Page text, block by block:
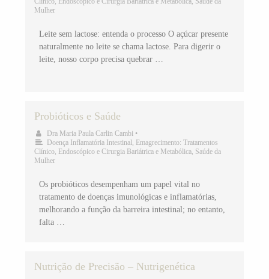
Mulher
Leite sem lactose: entenda o processo O açúcar presente
naturalmente no leite se chama lactose. Para digerir o
leite, nosso corpo precisa quebrar …
Probióticos e Saúde
Dra Maria Paula Carlin Cambi •
Doença Inflamatória Intestinal, Emagrecimento: Tratamentos
Clínico, Endoscópico e Cirurgia Bariátrica e Metabólica, Saúde da
Mulher
Os probióticos desempenham um papel vital no
tratamento de doenças imunológicas e inflamatórias,
melhorando a função da barreira intestinal; no entanto,
falta …
Nutrição de Precisão – Nutrigenética